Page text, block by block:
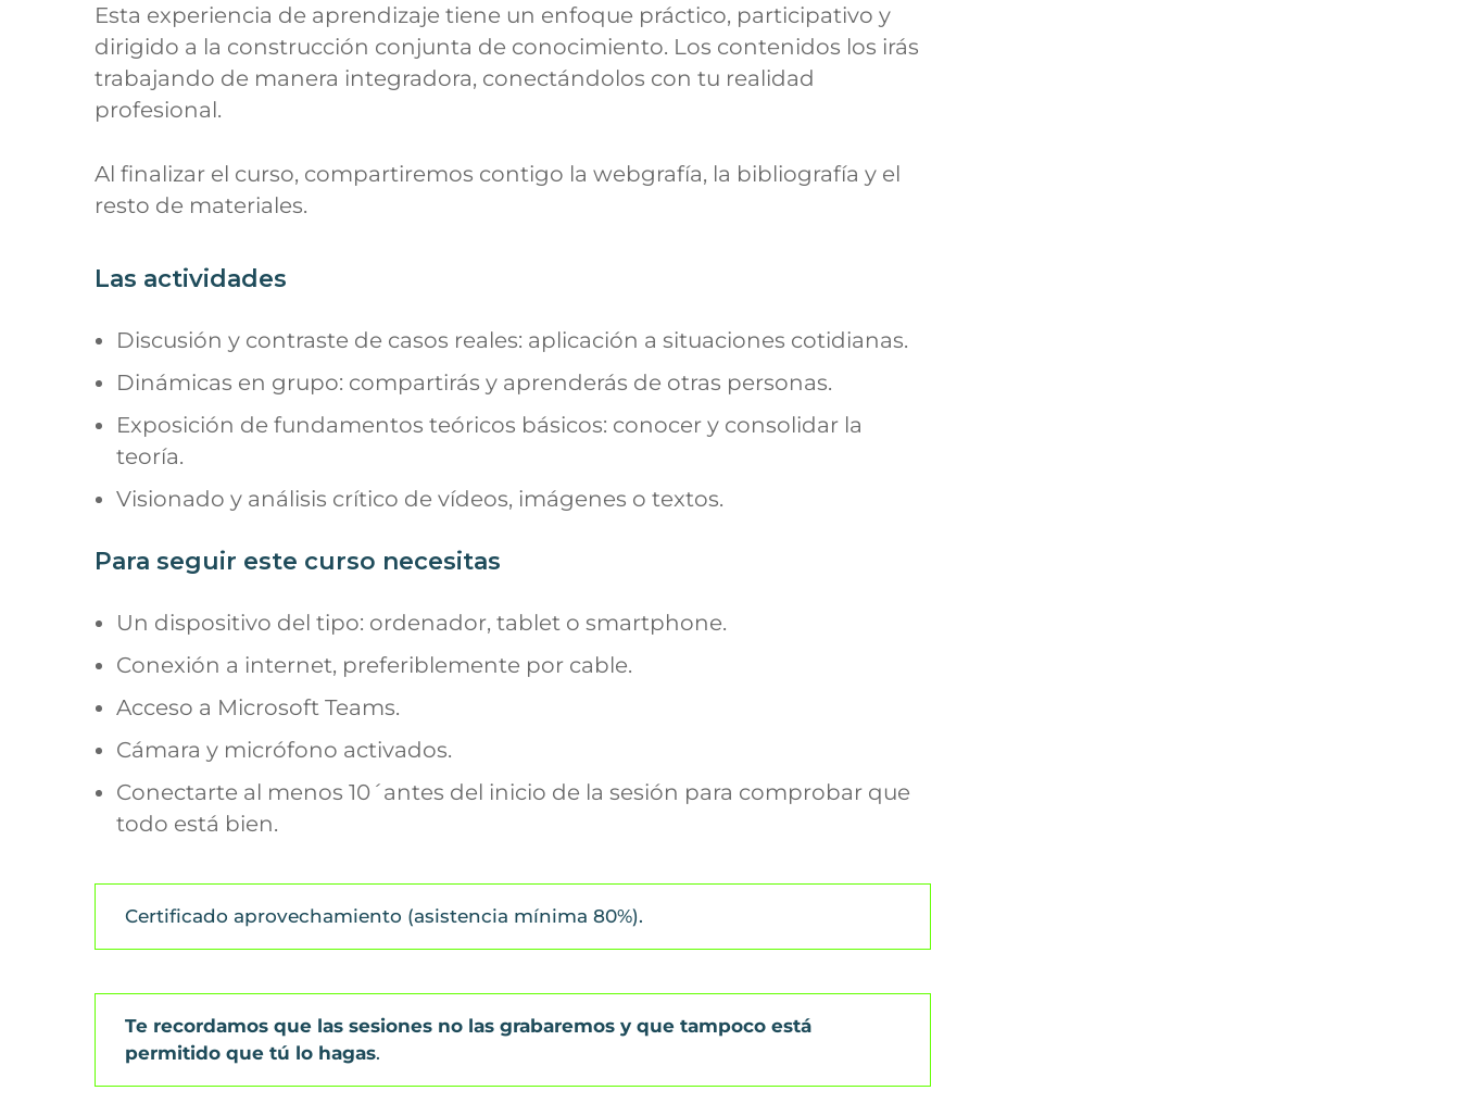
Esta experiencia de aprendizaje tiene un enfoque práctico, participativo y
dirigido a la construcción conjunta de conocimiento. Los contenidos los irás
trabajando de manera integradora, conectándolos con tu realidad
profesional.
Al finalizar el curso, compartiremos contigo la webgrafía, la bibliografía y el
resto de materiales.
Las actividades
Discusión y contraste de casos reales: aplicación a situaciones cotidianas.
Dinámicas en grupo: compartirás y aprenderás de otras personas.
Exposición de fundamentos teóricos básicos: conocer y consolidar la
teoría.
Visionado y análisis crítico de vídeos, imágenes o textos.
Para seguir este curso necesitas
Un dispositivo del tipo: ordenador, tablet o smartphone.
Conexión a internet, preferiblemente por cable.
Acceso a Microsoft Teams.
Cámara y micrófono activados.
Conectarte al menos 10´antes del inicio de la sesión para comprobar que
todo está bien.
Certificado aprovechamiento (asistencia mínima 80%).
Te recordamos que las sesiones no las grabaremos y que tampoco está
permitido que tú lo hagas.